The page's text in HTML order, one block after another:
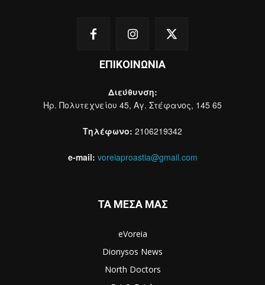
ΕΠΙΚΟΙΝΩΝΙΑ
Διεύθυνση:
Ηρ. Πολυτεχνείου 45, Αγ. Στέφανος, 145 65
Τηλέφωνο: 2106219342
e-mail: voreiaproastia@gmail.com
ΤΑ ΜΕΣΑ ΜΑΣ
eVoreia
Dionysos News
North Doctors